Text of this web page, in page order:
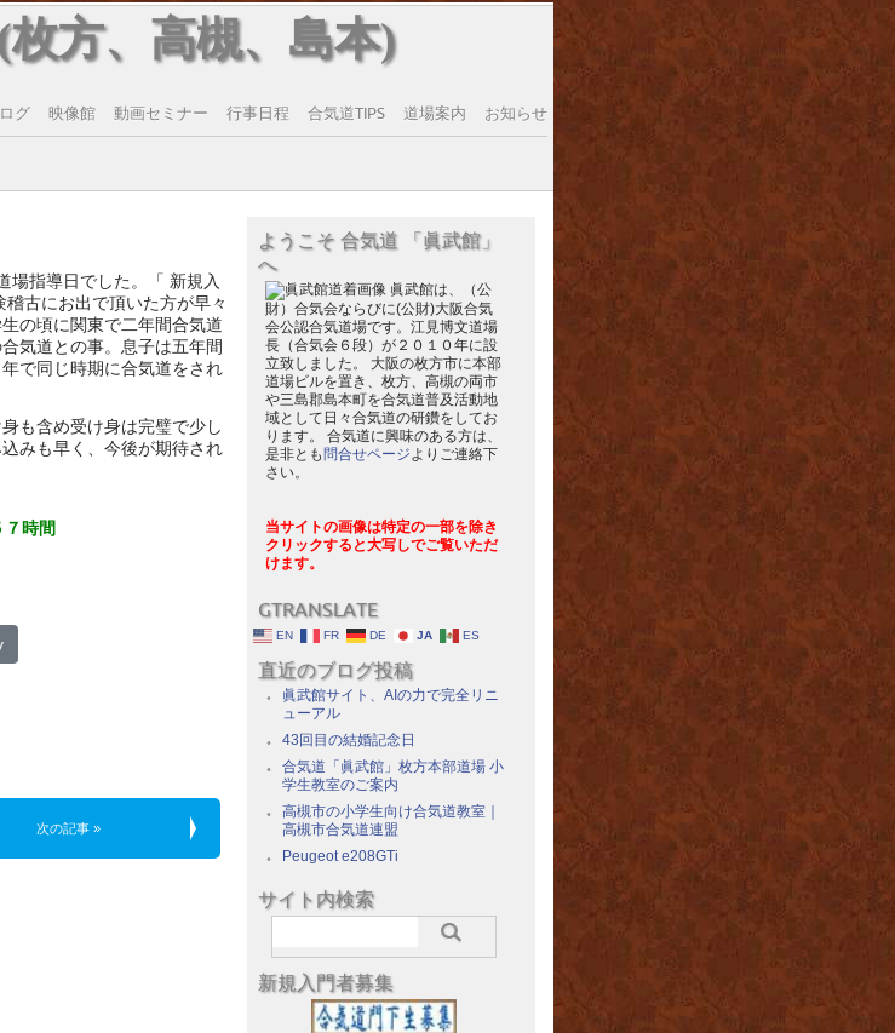
方、高槻、島本)
グ 映像館 動画セミナー 行事日程 合気道TIPS 道場案内 お知らせ
場指導日でした。「 新規入
古にお出で頂いた方が早々
の頃に関東で二年間合気道
気道との事。息子は五年間
で同じ時期に合気道をされ
も含め受け身は完璧で少し
みも早く、今後が期待され
７時間
次の記事 »
ようこそ 合気道 「眞武館」
へ
眞武館は、（公
財）合気会ならびに(公財)大阪合気
会公認合気道場です。江見博文道場
長（合気会６段）が２０１０年に設
立致しました。 大阪の枚方市に本部
道場ビルを置き、枚方、高槻の両市
や三島郡島本町を合気道普及活動地
域として日々合気道の研鑽をしてお
ります。 合気道に興味のある方は、
是非とも 問合せページよりご連絡下
さい。
当サイトの画像は特定の一部を除き
クリックすると大写しでご覧いただ
けます。
GTRANSLATE
EN FR DE JA ES
直近のブログ投稿
眞武館サイト、AIの力で完全リニ
ューアル
43回目の結婚記念日
合気道「眞武館」枚方本部道場 小
学生教室のご案内
高槻市の小学生向け合気道教室｜
高槻市合気道連盟
Peugeot e208GTi
サイト内検索
新規入門者募集